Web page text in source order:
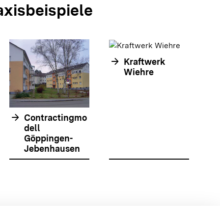
arrow_forward Contractingmo
dell
Göppingen-
Jebenhausen
arrow_forward Kraftwerk
Wiehre
springen
springen